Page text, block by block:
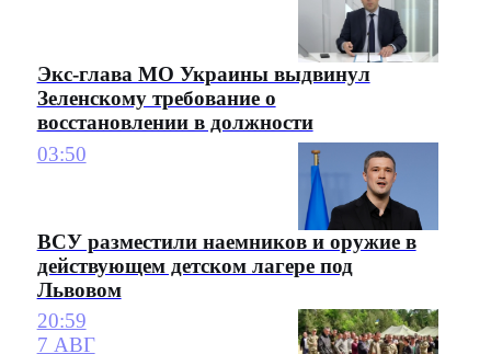
Экс-глава МО Украины выдвинул
Зеленскому требование о
восстановлении в должности
03:50
ВСУ разместили наемников и оружие в
действующем детском лагере под
Львовом
20:59
7 АВГ